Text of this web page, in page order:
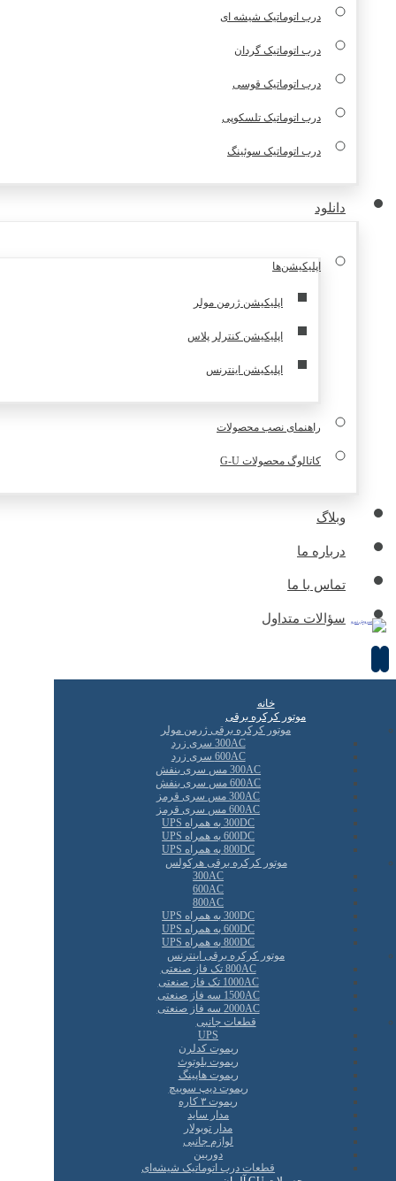
درب اتوماتیک شیشه ای
درب اتوماتیک گردان
درب اتوماتیک قوسی
درب اتوماتیک تلسکوپی
درب اتوماتیک سوئینگ
دانلود
اپلیکیشن‌ها
اپلیکیشن ژرمن مولر
اپلیکیشن کنترلر پلاس
اپلیکیشن اینترنس
راهنمای نصب محصولات
کاتالوگ محصولات G-U
وبلاگ
درباره ما
تماس با ما
سؤالات متداول
خانه
موتور کرکره برقی
موتور کرکره برقی ژرمن مولر
300AC سری زرد
600AC سری زرد
300AC مس سری بنفش
600AC مس سری بنفش
300AC مس سری قرمز
600AC مس سری قرمز
300DC به همراه UPS
600DC به همراه UPS
800DC به همراه UPS
موتور کرکره برقی هرکولس
300AC
600AC
800AC
300DC به همراه UPS
600DC به همراه UPS
800DC به همراه UPS
موتور کرکره برقی اینترنس
800AC تک فاز صنعتی
1000AC تک فاز صنعتی
1500AC سه فاز صنعتی
2000AC سه فاز صنعتی
قطعات جانبی
UPS
ریموت کدلرن
ریموت بلوتوث
ریموت هاپینگ
ریموت دیپ سوییچ
ریموت ۳ کاره
مدار ساید
مدار توبولار
لوازم جانبی
دوربین
قطعات درب اتوماتیک شیشه‌ای